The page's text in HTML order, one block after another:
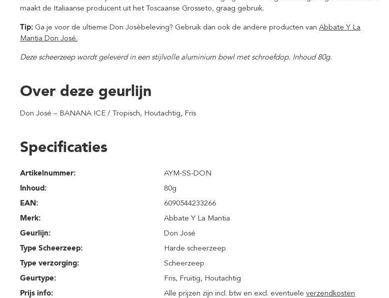
maakt de Italiaanse producent uit het Toscaanse Grosseto, graag gebruik.
Tip: Ga je voor de ultieme Don Josèbeleving? Gebruik dan ook de andere producten van Abbate Y La
Mantia Don José.
Deze scheerzeep wordt geleverd in een stijlvolle aluminium bowl met schroefdop. Inhoud 80g.
Over deze geurlijn
Don José – BANANA ICE / Tropisch, Houtachtig, Fris
Specificaties
Artikelnummer:
AYM-SS-DON
Inhoud:
80g
EAN:
6090544233266
Merk:
Abbate Y La Mantia
Geurlijn:
Don José
Type Scheerzeep:
Harde scheerzeep
Type verzorging:
Scheerzeep
Geurtype:
Fris, Fruitig, Houtachtig
Prijs info:
Alle prijzen zijn incl. btw en excl. eventueleverzendkosten